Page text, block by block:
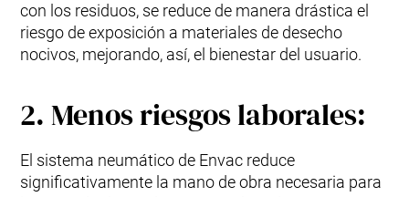
con los residuos, se reduce de manera drástica el
riesgo de exposición a materiales de desecho
nocivos, mejorando, así, el bienestar del usuario.
2. Menos riesgos laborales:
El sistema neumático de Envac reduce
significativamente la mano de obra necesaria para